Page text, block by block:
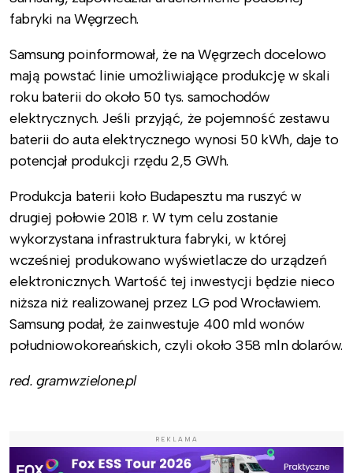
fabryki na Węgrzech.
Samsung poinformował, że na Węgrzech docelowo
mają powstać linie umożliwiające produkcję w skali
roku baterii do około 50 tys. samochodów
elektrycznych. Jeśli przyjąć, że pojemność zestawu
baterii do auta elektrycznego wynosi 50 kWh, daje to
potencjał produkcji rzędu 2,5 GWh.
Produkcja baterii koło Budapesztu ma ruszyć w
drugiej połowie 2018 r. W tym celu zostanie
wykorzystana infrastruktura fabryki, w której
wcześniej produkowano wyświetlacze do urządzeń
elektronicznych. Wartość tej inwestycji będzie nieco
niższa niż realizowanej przez LG pod Wrocławiem.
Samsung podał, że zainwestuje 400 mld wonów
południowokoreańskich, czyli około 358 mln dolarów.
red. gramwzielone.pl
REKLAMA